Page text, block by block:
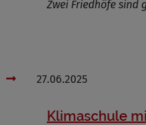
Zwei Friedhöfe sind
27.06.2025
Klimaschule